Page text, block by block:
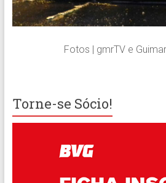
Fotos | gmrTV e
Torne-se Sócio!